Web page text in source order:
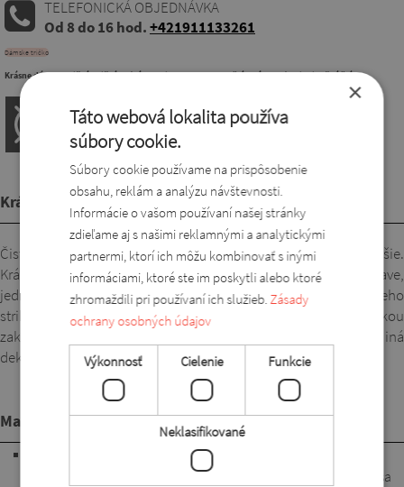
TELEFONICKÁ OBJEDNÁVKA
Od 8 do 16 hod.+421911133261
Dámske tričko
Krásne dámske tričká, tričká voľnéhos trihu pre moletky, štýlová bacuľka, jedinečný štýl.
Krátky popis
Čistá bavlna (98 % bavlna, 2 % lycra), tričko vzadu o niečo dlhšie.
Krásny, pohodlný a voľný kúsok. Vyzerá dobre na každej postave,
jednofarebné alebo vzorované, vyberte si, ktoré sa vám páči. Jeho
strih opticky predĺži postavu, s padnutými rukávmi a dĺžkou
zakrývajúcou boky! Výborná kvalita, nie je potrebná žiadna iná
dekorácia, len nápis Sylverro na spodnej strane.
Materiál
100% bavlna. Vláknitá látka prírodného zloženia. Má skvelé
priedušné a vlhkosť odvádzajúce vlastnosti. Veľmi príjemne sa
×
Táto webová lokalita používa
súbory cookie.
Súbory cookie používame na prispôsobenie
obsahu, reklám a analýzu návštevnosti.
Informácie o vašom používaní našej stránky
zdieľame aj s našimi reklamnými a analytickými
partnermi, ktorí ich môžu kombinovať s inými
informáciami, ktoré ste im poskytli alebo ktoré
zhromaždili pri používaní ich služieb.Zásady
ochrany osobných údajov
Výkonnosť Cielenie Funkcie
Neklasifikované